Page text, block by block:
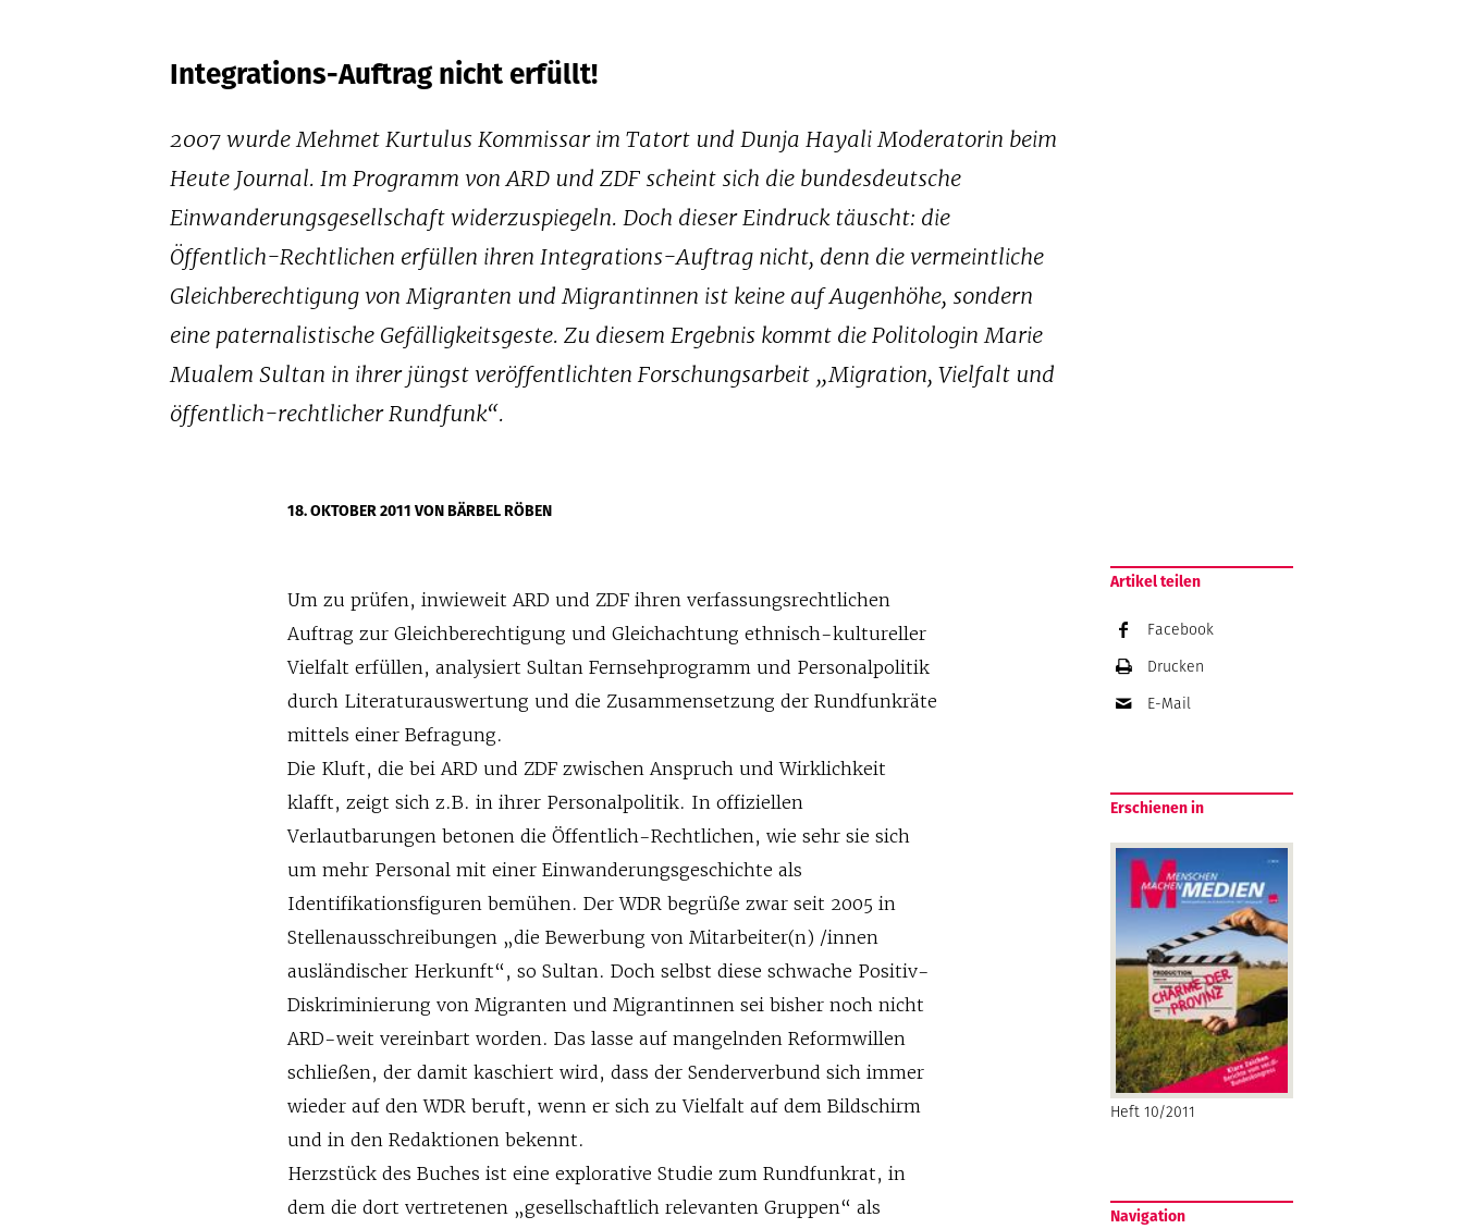
Integrations-Auftrag nicht erfüllt!
2007 wurde Mehmet Kurtulus Kommissar im Tatort und Dunja Hayali Moderatorin beim
Heute Journal. Im Programm von ARD und ZDF scheint sich die bundesdeutsche
Einwanderungsgesellschaft widerzuspiegeln. Doch dieser Eindruck täuscht: die
Öffentlich-Rechtlichen erfüllen ihren Integrations-Auftrag nicht, denn die vermeintliche
Gleichberechtigung von Migranten und Migrantinnen ist keine auf Augenhöhe, sondern
eine paternalistische Gefälligkeitsgeste. Zu diesem Ergebnis kommt die Politologin Marie
Mualem Sultan in ihrer jüngst veröffentlichten Forschungsarbeit „Migration, Vielfalt und
öffentlich-rechtlicher Rundfunk“.
18. OKTOBER 2011VON BÄRBEL RÖBEN
Um zu prüfen, inwieweit ARD und ZDF ihren verfassungsrechtlichen
Auftrag zur Gleichberechtigung und Gleichachtung ethnisch-kultureller
Vielfalt erfüllen, analysiert Sultan Fernsehprogramm und Personalpolitik
durch Literaturauswertung und die Zusammensetzung der Rundfunkräte
mittels einer Befragung.
Die Kluft, die bei ARD und ZDF zwischen Anspruch und Wirklichkeit
klafft, zeigt sich z.B. in ihrer Personalpolitik. In offiziellen
Verlautbarungen betonen die Öffentlich-Rechtlichen, wie sehr sie sich
um mehr Personal mit einer Einwanderungsgeschichte als
Identifikationsfiguren bemühen. Der WDR begrüße zwar seit 2005 in
Stellenausschreibungen „die Bewerbung von Mitarbeiter(n) /innen
ausländischer Herkunft“, so Sultan. Doch selbst diese schwache Positiv-
Diskriminierung von Migranten und Migrantinnen sei bisher noch nicht
ARD-weit vereinbart worden. Das lasse auf mangelnden Reformwillen
schließen, der damit kaschiert wird, dass der Senderverbund sich immer
wieder auf den WDR beruft, wenn er sich zu Vielfalt auf dem Bildschirm
und in den Redaktionen bekennt.
Herzstück des Buches ist eine explorative Studie zum Rundfunkrat, in
dem die dort vertretenen „gesellschaftlich relevanten Gruppen“ als
Artikel teilen
Facebook
Drucken
E-Mail
Erschienen in
Heft 10/2011
Navigation